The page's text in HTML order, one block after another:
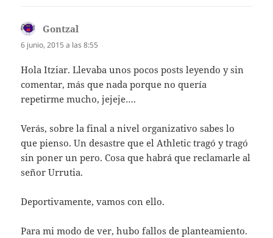
Gontzal
6 junio, 2015 a las 8:55
Hola Itziar. Llevaba unos pocos posts leyendo y sin
comentar, más que nada porque no quería
repetirme mucho, jejeje….
Verás, sobre la final a nivel organizativo sabes lo
que pienso. Un desastre que el Athletic tragó y tragó
sin poner un pero. Cosa que habrá que reclamarle al
señor Urrutia.
Deportivamente, vamos con ello.
Para mi modo de ver, hubo fallos de planteamiento.